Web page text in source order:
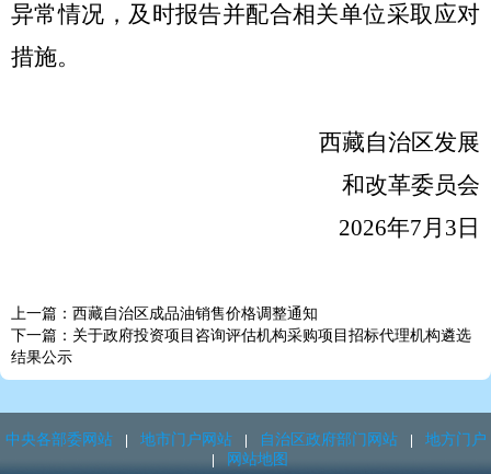
异常情况，及时报告并配合相关单位采取应对
措施。
西藏自治区发展
和改革委员会
2026年7月 3 日
上一篇：西藏自治区成品油销售价格调整通知
下一篇：关于政府投资项目咨询评估机构采购项目招标代理机构遴选
结果公示
中央各部委网站 地市门户网站 自治区政府部门网站
地方门户
网站地图